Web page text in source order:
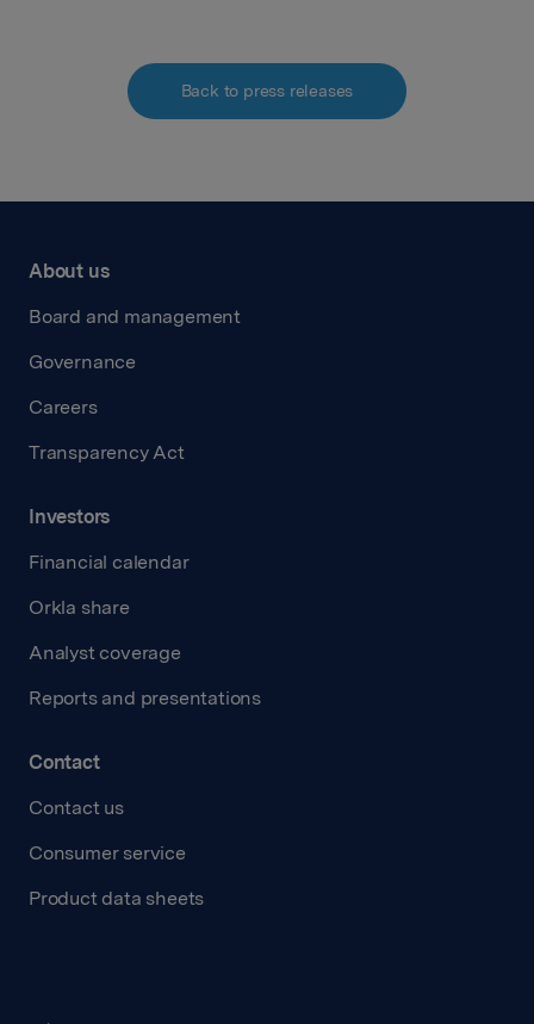
Back to press releases
About us
Board and management
Governance
Careers
Transparency Act
Investors
Financial calendar
Orkla share
Analyst coverage
Reports and presentations
Contact
Contact us
Consumer service
Product data sheets